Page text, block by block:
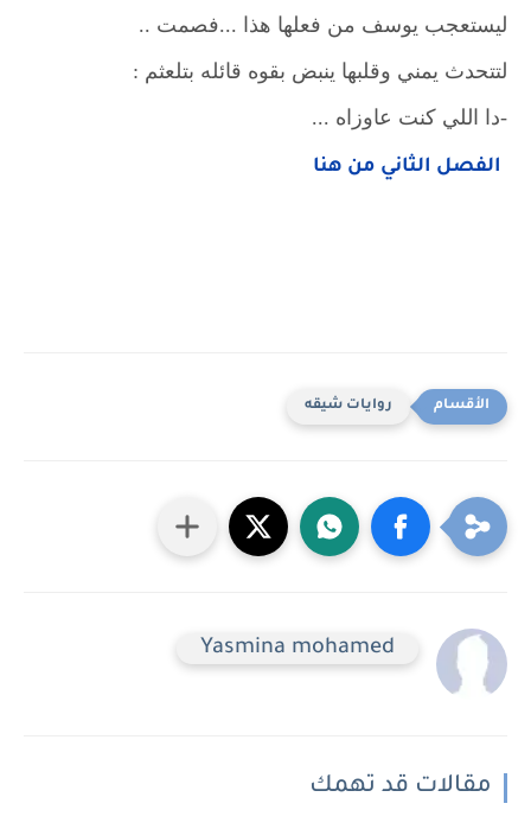
ليستعجب يوسف من فعلها هذا ...فصمت ..
لتتحدث يمني وقلبها ينبض بقوه قائله بتلعثم :
-دا اللي كنت عاوزاه ...
الفصل الثاني من هنا
روايات شيقه
Yasmina mohamed
مقالات قد تهمك